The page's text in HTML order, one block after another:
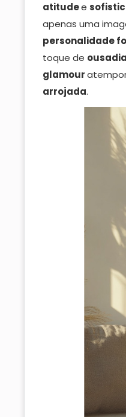
atitudee
apenas uma
personalidade
toque de ousadia
glamour
arrojada.